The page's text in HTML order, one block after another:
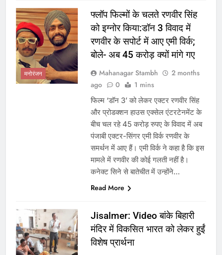
मनोरंजन
फ्लॉप फिल्मों के चलते रणवीर सिंह
को इग्नोर किया:डॉन 3 विवाद में
रणवीर के सपोर्ट में आए एमी विर्क;
बोले- अब 45 करोड़ क्यों मांगे गए
Mahanagar Stambh
2 months
ago
0 1 mins
फिल्म ‘डॉन 3’ को लेकर एक्टर रणवीर सिंह
और प्रोडक्शन हाउस एक्सेल एंटरटेनमेंट के
बीच चल रहे 45 करोड़ रुपए के विवाद में अब
पंजाबी एक्टर-सिंगर एमी विर्क रणवीर के
समर्थन में आए हैं। एमी विर्क ने कहा है कि इस
मामले में रणवीर की कोई गलती नहीं है।
कनेक्ट सिने से बातेचीत में उन्होंने…
Read More
Jisalmer: Video बांके बिहारी
मंदिर में विकसित भारत को लेकर हुईं
विशेष प्रार्थना